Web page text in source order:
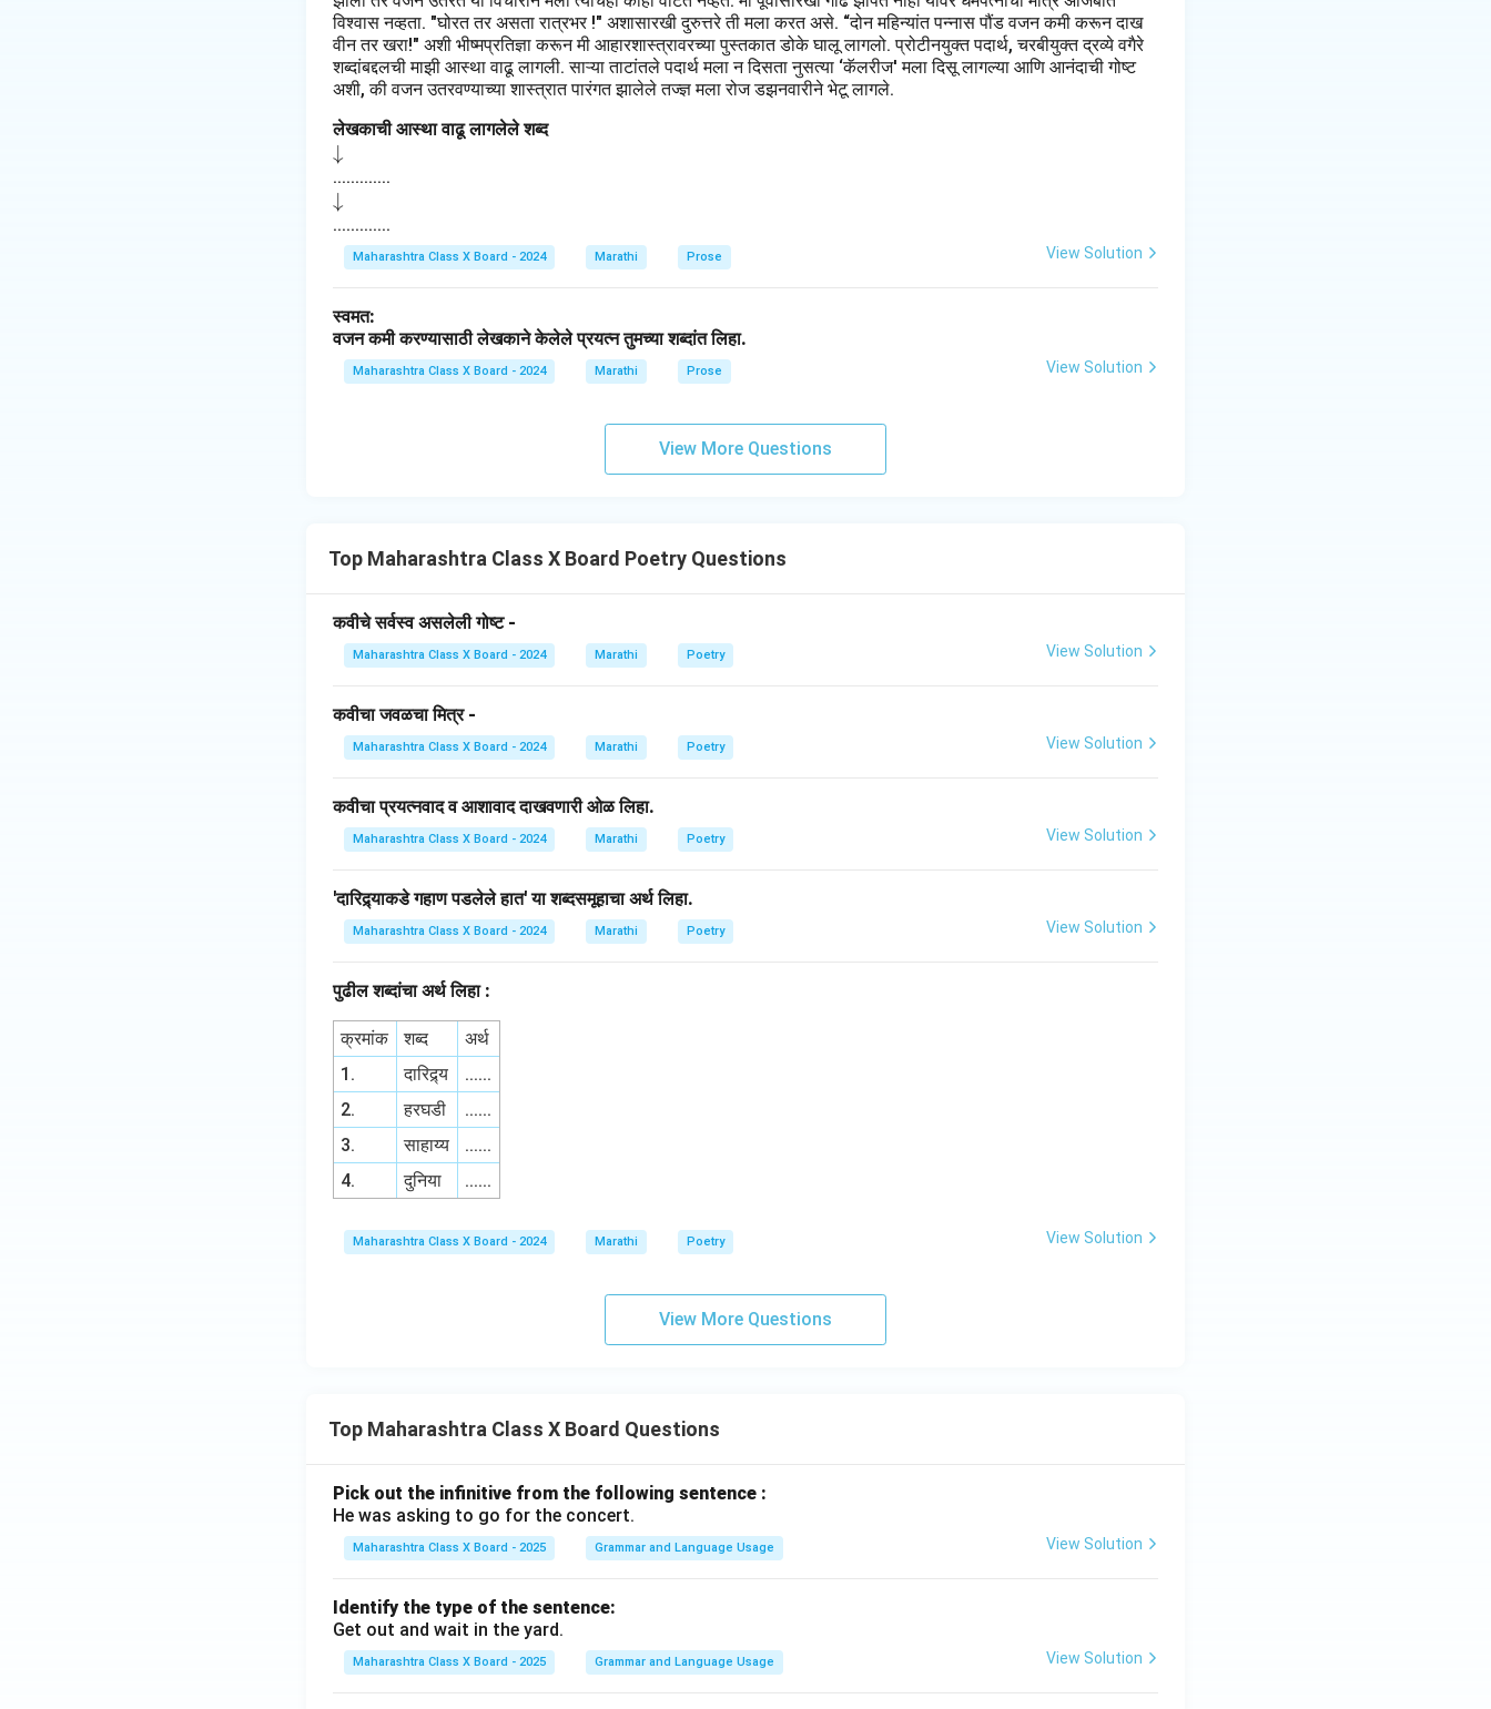
विश्वास नव्हता. "घोरत तर असता रात्रभर !" अशासारखी दुरुत्तरे ती मला करत असे. “दोन महिन्यांत पन्नास पौंड वजन कमी करून दाख
वीन तर खरा!" अशी भीष्मप्रतिज्ञा करून मी आहारशास्त्रावरच्या पुस्तकात डोके घालू लागलो. प्रोटीनयुक्त पदार्थ, चरबीयुक्त द्रव्ये वगैरे
शब्दांबद्दलची माझी आस्था वाढू लागली. साऱ्या ताटांतले पदार्थ मला न दिसता नुसत्या ‘कॅलरीज' मला दिसू लागल्या आणि आनंदाची गोष्ट
अशी, की वजन उतरवण्याच्या शास्त्रात पारंगत झालेले तज्ज्ञ मला रोज डझनवारीने भेटू लागले.
लेखकाची आस्था वाढू लागलेले शब्द
\d
o
w
na
rr
w
↓
.............
\d
o
w
na
o
w
↓
.............
Maharashtra Class X Board - 2024 Marathi Prose View Solution
स्वमत:
वजन कमी करण्यासाठी लेखकाने केलेले प्रयत्न तुमच्या शब्दांत लिहा.
Maharashtra Class X Board - 2024 Marathi Prose View Solution
View More Questions
Top Maharashtra Class X Board Poetry Questions
कवीचे सर्वस्व असलेली गोष्ट -
Maharashtra Class X Board - 2024 Marathi Poetry View Solution
कवीचा जवळचा मित्र -
Maharashtra Class X Board - 2024 Marathi Poetry View Solution
कवीचा प्रयत्नवाद व आशावाद दाखवणारी ओळ लिहा.
Maharashtra Class X Board - 2024 Marathi Poetry View Solution
'दारिद्र्याकडे गहाण पडलेले हात' या शब्दसमूहाचा अर्थ लिहा.
Maharashtra Class X Board - 2024 Marathi Poetry View Solution
पुढील शब्दांचा अर्थ लिहा :
क्रमांक शब्द
अर्थ
1.
दारिद्र्य
......
2.
हरघडी
......
3.
साहाय्य
......
4.
दुनिया ......
Maharashtra Class X Board - 2024 Marathi Poetry View Solution
View More Questions
Top Maharashtra Class X Board Questions
Pick out the infinitive from the following sentence :
He was asking to go for the concert.
Maharashtra Class X Board - 2025 Grammar and Language Usage View Solution
Identify the type of the sentence:
Get out and wait in the yard.
Maharashtra Class X Board - 2025 Grammar and Language Usage View Solution